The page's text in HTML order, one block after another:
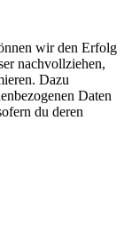
wir den Erfolg
nachvollziehen,
Dazu
Daten
du deren